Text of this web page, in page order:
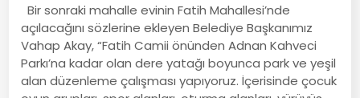
Bir sonraki mahalle evinin Fatih Mahallesi’nde
açılacağını sözlerine ekleyen Belediye Başkanımız
Vahap Akay, “Fatih Camii önünden Adnan Kahveci
Parkı’na kadar olan dere yatağı boyunca park ve yeşil
alan düzenleme çalışması yapıyoruz. İçerisinde çocuk